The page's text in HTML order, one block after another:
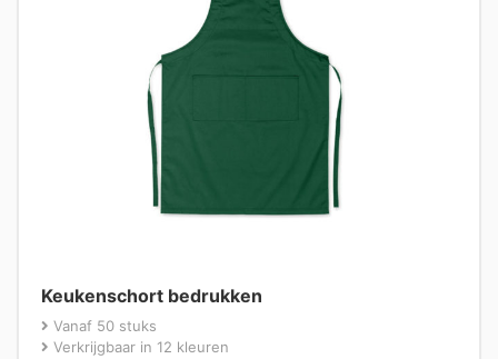
Keukenschort bedrukken
Vanaf 50 stuks
Verkrijgbaar in 12 kleuren